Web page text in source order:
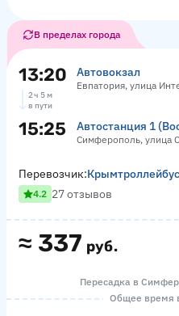
В пределах города
13:20 Автовокзал
Евпатория, улица
2 ч 5 м
в пути
15:25 Автостанция 1
Симферополь, улица
≈ 337 руб.
Перевозчик:Крымтроллейбус
4.2 27 отзывов
Пересадка в
Общее время